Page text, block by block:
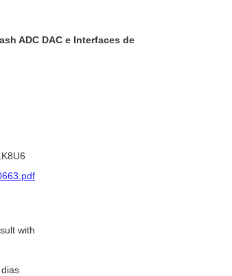
ADC DAC e Interfaces de
with